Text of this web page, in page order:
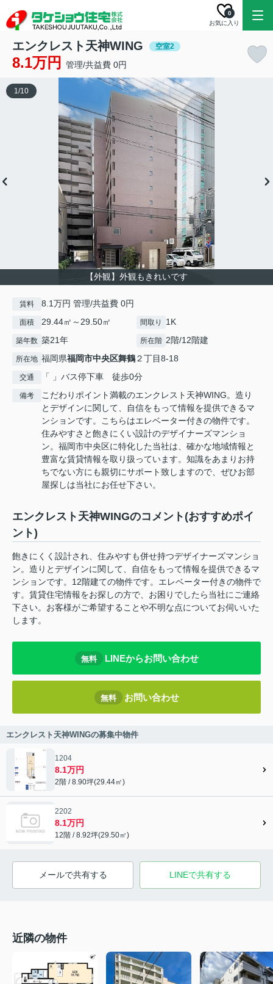
お気に入り
0
エンクレスト天神WING 空室2
8.1万円 管理/共益費 0円
【外観】外観もきれいです
1/10
賃料 8.1万円 管理/共益費 0円
面積 29.44㎡～29.50㎡ 間取り 1K
築年数 築21年 所在階 2階/12階建
所在地 福岡県福岡市中央区舞鶴２丁目8-18
交通 「 」バス停下車 徒歩0分
備考
こだわりポイント満載のエンクレスト天神WING。造り
とデザインに関して、自信をもって情報を提供できるマ
ンションです。こちらはエレベーター付きの物件です。
住みやすさと飽きにくい設計のデザイナーズマンショ
ン。福岡市中央区に特化した当社は、確かな地域情報と
豊富な賃貸情報を取り扱っています。知識をあまりお持
ちでない方にも親切にサポート致しますので、ぜひお部
屋探しは当社にお任せ下さい。
エンクレスト天神WINGのコメント(おすすめポイ
ント)
飽きにくく設計され、住みやすも併せ持つデザイナーズマンショ
ン。造りとデザインに関して、自信をもって情報を提供できるマ
ンションです。12階建ての物件です。エレベーター付きの物件で
す。賃貸住宅情報をお探しの方で、お困りでしたら当社にご連絡
下さい。お客様がご希望することや不明な点についてお伺いいた
します。
無料 LINEからお問い合わせ
無料 お問い合わせ
エンクレスト天神WINGの募集中物件
1204
8.1万円
2階 / 8.90坪(29.44㎡)
2202
8.1万円
12階 / 8.92坪(29.50㎡)
メールで共有する LINEで共有する
近隣の物件